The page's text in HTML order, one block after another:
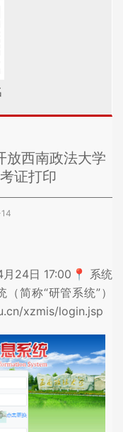
放西南政法大学
证打印
24日 17:00📍 系统
简称“研管系统”）
xzmis/login.jsp